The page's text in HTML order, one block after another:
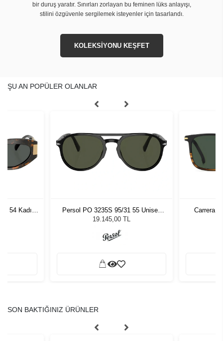
bir duruş yaratır. Sınırları zorlayan bu feminen lüks anlayışı,
stilini özgüvenle sergilemek isteyenler için tasarlandı.
KOLEKSİYONU KEŞFET
ŞU AN POPÜLER OLANLAR
- 54 Kadın
Persol PO 3235S 95/31 55 Unisex
Güneş Gözlüğü
19.145,00 TL
Carrera
SON BAKTIĞINIZ ÜRÜNLER